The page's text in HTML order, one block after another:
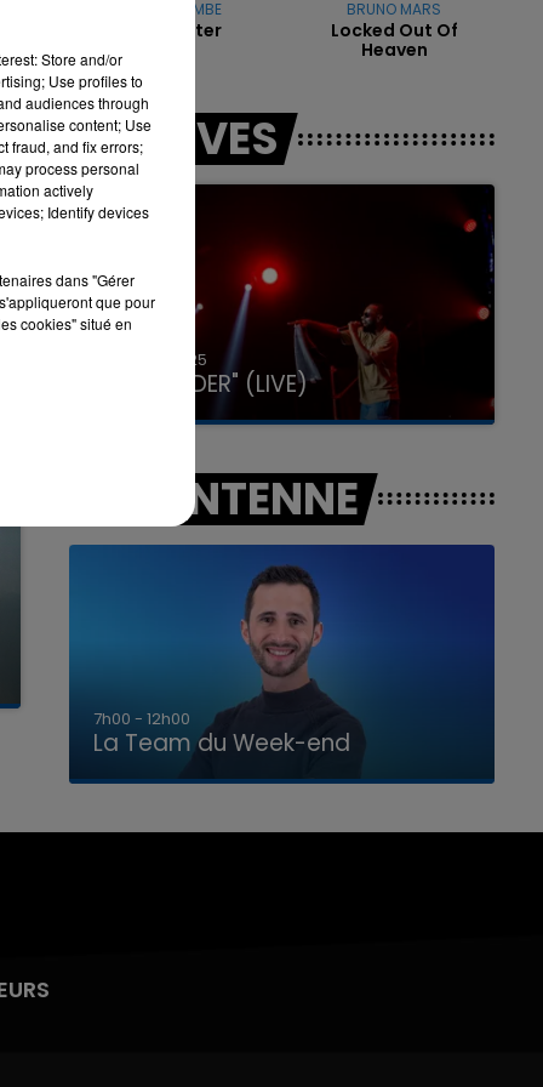
LA TEAM DU WEEK-END
CAMILLE YEMBE
Rien A Feter
BRUNO MARS
Locked Out Of
Heaven
LES LIVES
31 janvier 2025
GIMS "SPIDER" (LIVE)
A L'ANTENNE
16h00 - 20h00
La Team du Week-end
Store and/or
Use profiles to
audiences through
content; Use
fraud, and fix errors;
process personal
actively
Identify devices
dans "Gérer
que pour
cookies" situé en